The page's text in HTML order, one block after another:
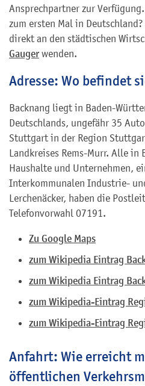
Ansprechpartner zur
zum ersten Mal in
direkt an den städtischen
Gaugerwenden.
Adresse: Wo befindet
Backnang liegt in Baden-
Deutschlands, ungefähr 35
Stuttgart in der Region
Landkreises Rems-Murr. Alle in
Haushalte und Unternehmen,
Interkommunalen Industrie-
Lerchenäcker, haben die
Telefonvorwahl 07191.
Zu Google Maps
zum Wikipedia Eintrag
zum Wikipedia Eintrag
zum Wikipedia-Eintrag
zum Wikipedia-Eintrag
Anfahrt: Wie erreicht
öffentlichen